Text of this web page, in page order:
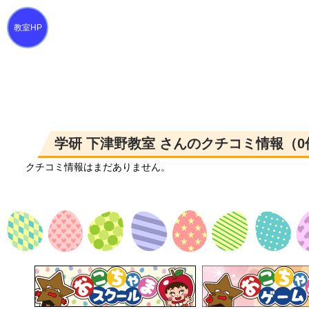
学研 下津野教室 さんのクチコミ情報（0
クチコミ情報はまだありません。